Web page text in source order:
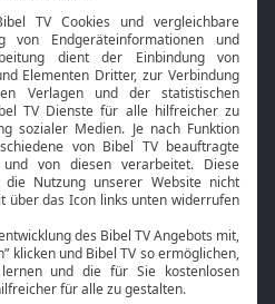
Smart TV
HbbTV
Bibelthek Online-Bibel
Nächster Gottesdienst
Service
Kontakt
TV-Empfang